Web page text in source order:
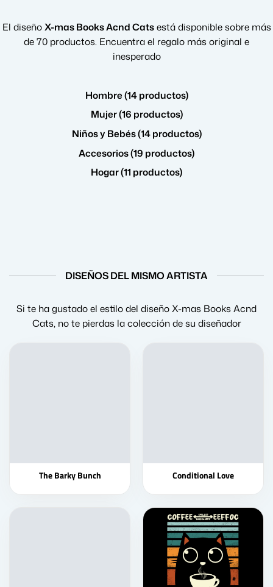
El diseñoX-mas Books Acnd Catsestá disponible sobre más
de 70 productos. Encuentra el regalo más original e
inesperado
Hombre (14 productos)
Mujer (16 productos)
Niños y Bebés (14 productos)
Accesorios (19 productos)
Hogar (11 productos)
DISEÑOS DEL MISMO ARTISTA
Si te ha gustado el estilo del diseño X-mas Books Acnd
Cats, no te pierdas la colección de su diseñador
The Barky Bunch Conditional Love